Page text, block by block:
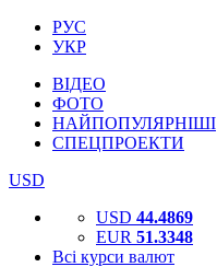
РУС
УКР
ВІДЕО
ФОТО
НАЙПОПУЛЯРНІШІ
СПЕЦПРОЕКТИ
USD
USD 44.4869
EUR 51.3348
Всі курси валют